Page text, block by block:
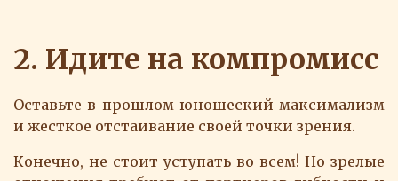
2. Идите на компромисс
Оставьте в прошлом юношеский максимализм
и жесткое отстаивание своей точки зрения.
Конечно, не стоит уступать во всем! Но зрелые